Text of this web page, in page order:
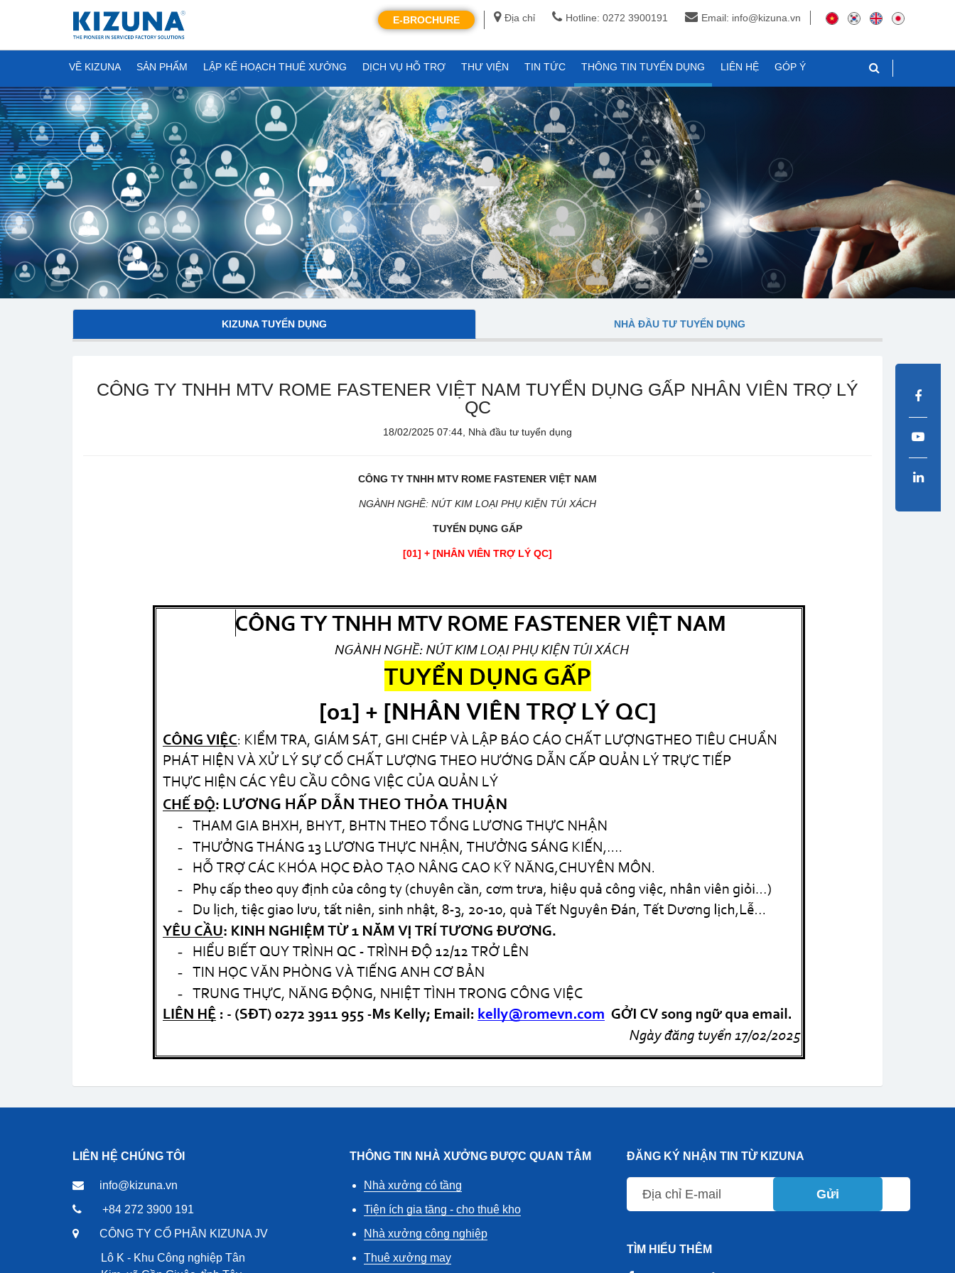
Địa chỉ Hotline: 0272 3900191 Email: info@kizuna.vn
E-BROCHURE
VỀ KIZUNA SẢN PHẨM LẬP KẾ HOẠCH THUÊ XƯỞNG DỊCH VỤ HỖ TRỢ THƯ VIỆN TIN TỨC THÔNG TIN TUYỂN DỤNG LIÊN HỆ GÓP Ý
KIZUNA TUYỂN DỤNG NHÀ ĐẦU TƯ TUYỂN DỤNG
CÔNG TY TNHH MTV ROME FASTENER VIỆT NAM TUYỂN DỤNG GẤP NHÂN VIÊN TRỢ LÝ
QC
18/02/2025 07:44, Nhà đầu tư tuyển dụng
CÔNG TY TNHH MTV ROME FASTENER VIỆT NAM
NGÀNH NGHỀ: NÚT KIM LOẠI PHỤ KIỆN TÚI XÁCH
TUYỂN DỤNG GẤP
[01] + [NHÂN VIÊN TRỢ LÝ QC]
LIÊN HỆ CHÚNG TÔI
info@kizuna.vn
+84 272 3900 191
CÔNG TY CỔ PHẦN KIZUNA JV
Lô K - Khu Công nghiệp Tân
THÔNG TIN NHÀ XƯỞNG ĐƯỢC QUAN TÂM
Nhà xưởng có tầng
Tiện ích gia tăng - cho thuê kho
Nhà xưởng công nghiệp
Thuê xưởng may
ĐĂNG KÝ NHẬN TIN TỪ KIZUNA
Gửi
TÌM HIỂU THÊM